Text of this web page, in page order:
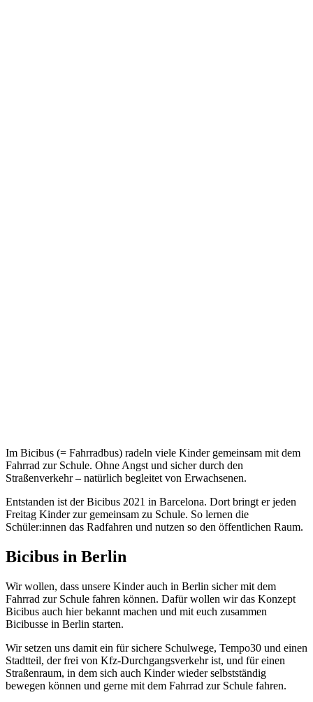
Im Bicibus (= Fahrradbus) radeln viele Kinder gemeinsam mit dem
Fahrrad zur Schule. Ohne Angst und sicher durch den
Straßenverkehr – natürlich begleitet von Erwachsenen.
Entstanden ist der Bicibus 2021 in Barcelona. Dort bringt er jeden
Freitag Kinder zur gemeinsam zu Schule. So lernen die
Schüler:innen das Radfahren und nutzen so den öffentlichen Raum.
Bicibus in Berlin
Wir wollen, dass unsere Kinder auch in Berlin sicher mit dem
Fahrrad zur Schule fahren können. Dafür wollen wir das Konzept
Bicibus auch hier bekannt machen und mit euch zusammen
Bicibusse in Berlin starten.
Wir setzen uns damit ein für sichere Schulwege, Tempo30 und einen
Stadtteil, der frei von Kfz-Durchgangsverkehr ist, und für einen
Straßenraum, in dem sich auch Kinder wieder selbstständig
bewegen können und gerne mit dem Fahrrad zur Schule fahren.